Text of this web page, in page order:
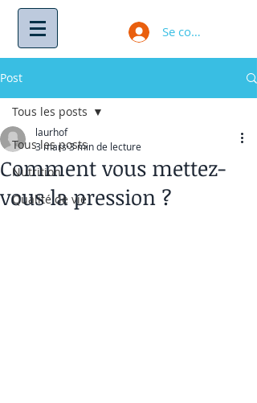
Se connecter
Post
Tous les posts
Nutrition
Qualité de vie
Tous les posts
Comment vous mettez-
vous la pression ?
laurhof
3 mars3 min de lecture